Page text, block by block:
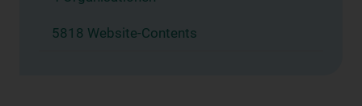
5818 Website-Contents